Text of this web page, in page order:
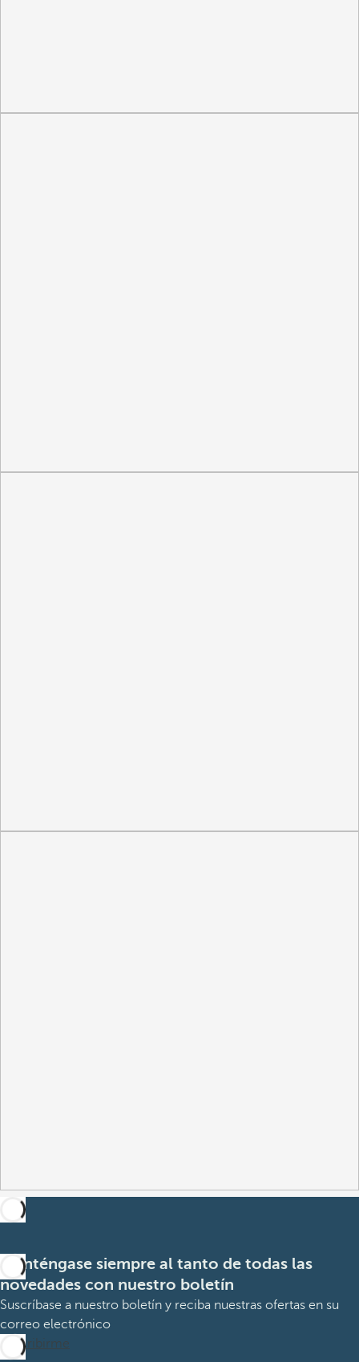
Manténgase siempre al tanto de todas las
novedades con nuestro boletín
Suscríbase a nuestro boletín y reciba nuestras ofertas en su
correo electrónico
Suscribirme